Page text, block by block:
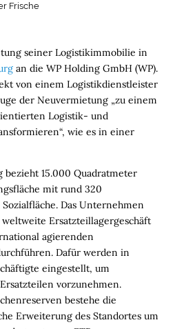
seiner Logistikimmobilie in
an die WP Holding GmbH (WP).
von einem Logistikdienstleister
der Neuvermietung „zu einem
Logistik- und
wie es in einer
bezieht 15.000 Quadratmeter
mit rund 320
Das Unternehmen
Ersatzteillagergeschäft
agierenden
Dafür werden in
eingestellt, um
vorzunehmen.
bestehe die
Erweiterung des Standortes um
Frische